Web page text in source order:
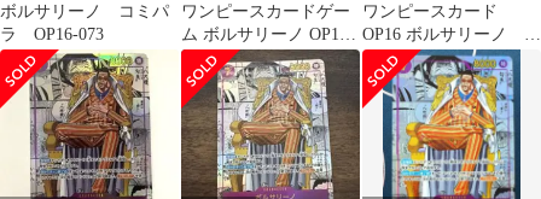
ボルサリーノ コミパ
ラ OP16-073
ワンピースカードゲー
ム ボルサリーノ OP16-
073 コミパラ
ワンピースカード
OP16 ボルサリーノ コ
ミパラ